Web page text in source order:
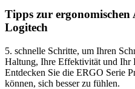
Tipps zur ergonomischen
Logitech
5. schnelle Schritte, um Ihren
Haltung, Ihre Effektivität und Ihr
Entdecken Sie die ERGO Serie
können, sich besser zu fühlen.